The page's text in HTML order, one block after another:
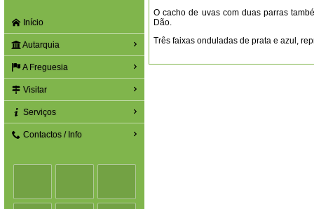
Início
Autarquia
A Freguesia
Visitar
Serviços
Contactos / Info
O cacho de uvas com duas parras
Dão.
Três faixas onduladas de prata e azul,